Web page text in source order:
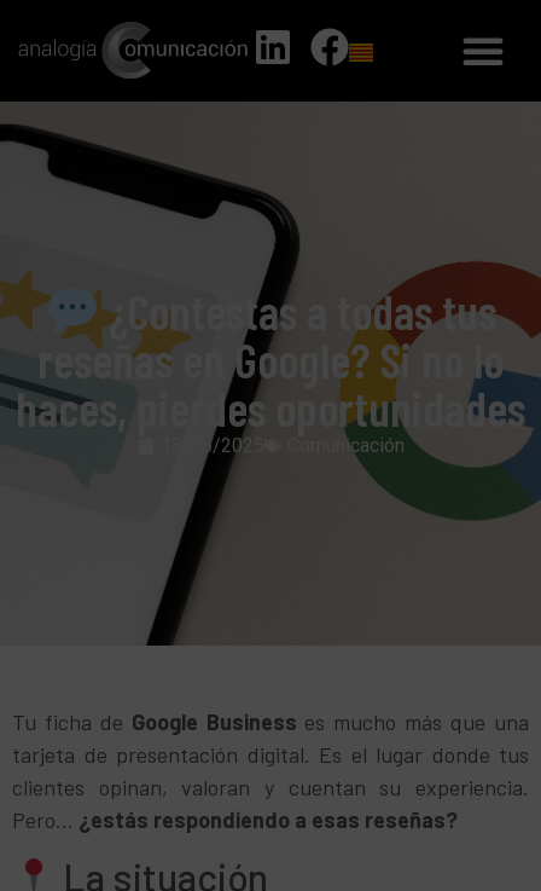
¿Contestas a todas tus
reseñas en Google? Si no lo
haces, pierdes oportunidades
13/05/2025 Comunicación
Tu ficha de Google Business es mucho más que una
tarjeta de presentación digital. Es el lugar donde tus
clientes opinan, valoran y cuentan su experiencia.
Pero… ¿estás respondiendo a esas reseñas?
La situación